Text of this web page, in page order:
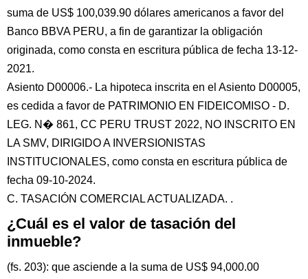
suma de US$ 100,039.90 dólares americanos a favor del
Banco BBVA PERU, a fin de garantizar la obligación
originada, como consta en escritura pública de fecha 13-12-
2021.
Asiento D00006.- La hipoteca inscrita en el Asiento D00005,
es cedida a favor de PATRIMONIO EN FIDEICOMISO - D.
LEG. N� 861, CC PERU TRUST 2022, NO INSCRITO EN
LA SMV, DIRIGIDO A INVERSIONISTAS
INSTITUCIONALES, como consta en escritura pública de
fecha 09-10-2024.
C. TASACIÓN COMERCIAL ACTUALIZADA. .
¿Cuál es el valor de tasación del
inmueble?
(fs. 203): que asciende a la suma de US$ 94,000.00